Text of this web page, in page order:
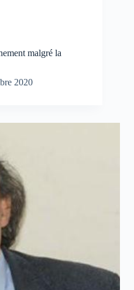
malgré la
2020